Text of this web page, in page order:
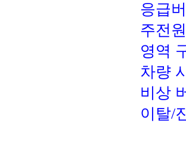
응급
주전
영역
차량
비상
이탈/